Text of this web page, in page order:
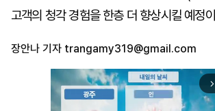
고객의 청각 경험을 한층 더 향상시킬 예정
장안나 기자 trangamy319@gmail.com
arrow_forward_ios